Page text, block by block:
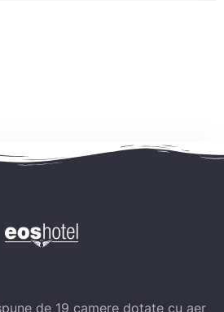
de 19 camere dotate cu aer